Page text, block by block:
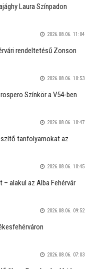
Laura Színpadon
2026.08.06. 11:04
rendeltetésű Zonson
2026.08.06. 10:53
Színkör a V54-ben
2026.08.06. 10:47
tanfolyamokat az
2026.08.06. 10:45
alakul az Alba Fehérvár
2026.08.06. 09:52
2026.08.06. 07:03